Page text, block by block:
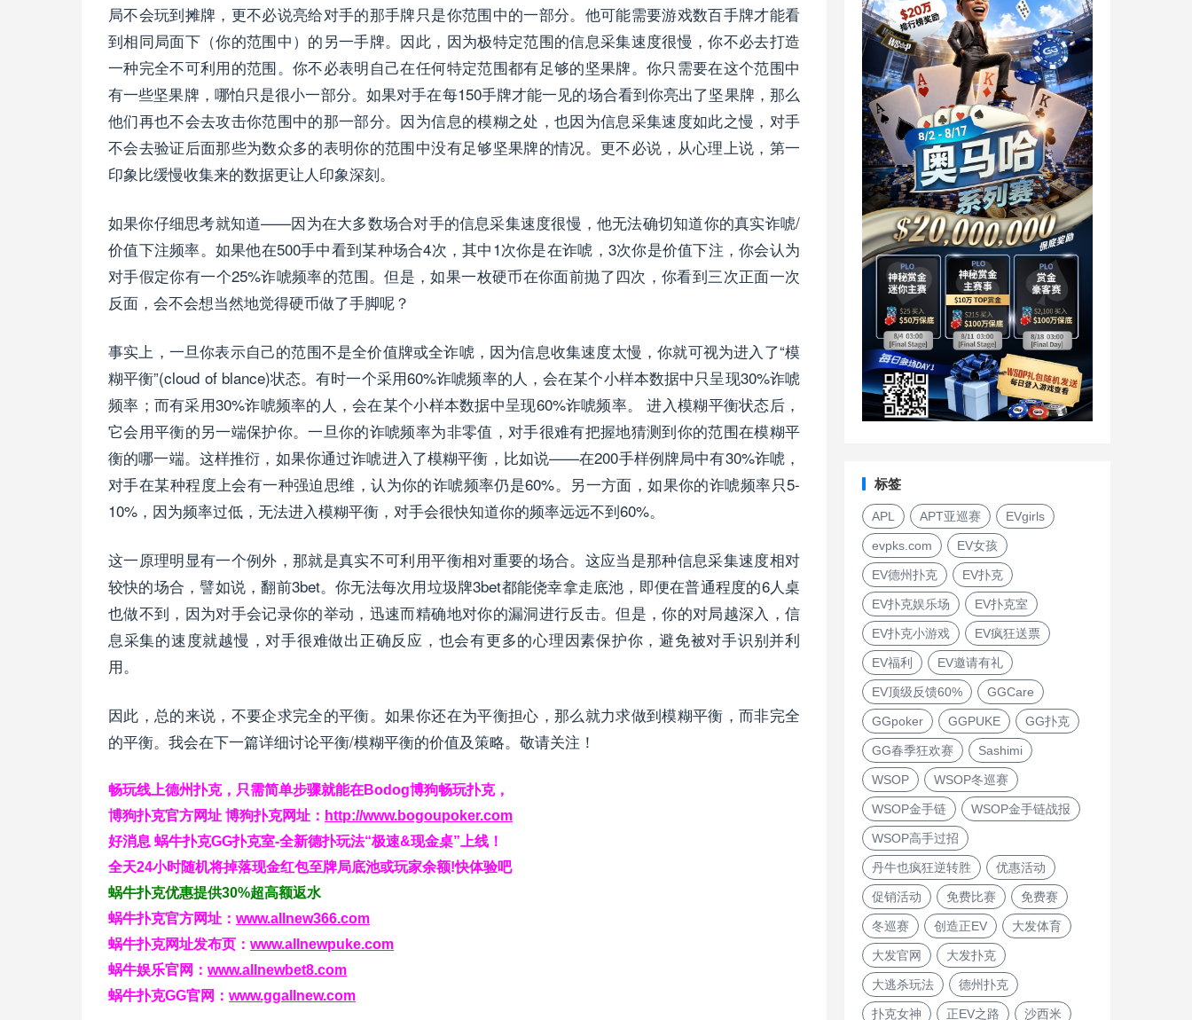
局不会玩到摊牌，更不必说亮给对手的那手牌只是你范围中的一部分。他可能需要游戏数百手牌才能看
到相同局面下（你的范围中）的另一手牌。因此，因为极特定范围的信息采集速度很慢，你不必去打造
一种完全不可利用的范围。你不必表明自己在任何特定范围都有足够的坚果牌。你只需要在这个范围中
有一些坚果牌，哪怕只是很小一部分。如果对手在每150手牌才能一见的场合看到你亮出了坚果牌，那么
他们再也不会去攻击你范围中的那一部分。因为信息的模糊之处，也因为信息采集速度如此之慢，对手
不会去验证后面那些为数众多的表明你的范围中没有足够坚果牌的情况。更不必说，从心理上说，第一
印象比缓慢收集来的数据更让人印象深刻。
如果你仔细思考就知道——因为在大多数场合对手的信息采集速度很慢，他无法确切知道你的真实诈唬/
价值下注频率。如果他在500手中看到某种场合4次，其中1次你是在诈唬，3次你是价值下注，你会认为
对手假定你有一个25%诈唬频率的范围。但是，如果一枚硬币在你面前抛了四次，你看到三次正面一次
反面，会不会想当然地觉得硬币做了手脚呢？
事实上，一旦你表示自己的范围不是全价值牌或全诈唬，因为信息收集速度太慢，你就可视为进入了“模
糊平衡”(cloud of blance)状态。有时一个采用60%诈唬频率的人，会在某个小样本数据中只呈现30%诈唬
频率；而有采用30%诈唬频率的人，会在某个小样本数据中呈现60%诈唬频率。 进入模糊平衡状态后，
它会用平衡的另一端保护你。一旦你的诈唬频率为非零值，对手很难有把握地猜测到你的范围在模糊平
衡的哪一端。这样推衍，如果你通过诈唬进入了模糊平衡，比如说——在200手样例牌局中有30%诈唬，
对手在某种程度上会有一种强迫思维，认为你的诈唬频率仍是60%。另一方面，如果你的诈唬频率只5-
10%，因为频率过低，无法进入模糊平衡，对手会很快知道你的频率远远不到60%。
这一原理明显有一个例外，那就是真实不可利用平衡相对重要的场合。这应当是那种信息采集速度相对
较快的场合，譬如说，翻前3bet。你无法每次用垃圾牌3bet都能侥幸拿走底池，即便在普通程度的6人桌
也做不到，因为对手会记录你的举动，迅速而精确地对你的漏洞进行反击。但是，你的对局越深入，信
息采集的速度就越慢，对手很难做出正确反应，也会有更多的心理因素保护你，避免被对手识别并利
用。
因此，总的来说，不要企求完全的平衡。如果你还在为平衡担心，那么就力求做到模糊平衡，而非完全
的平衡。我会在下一篇详细讨论平衡/模糊平衡的价值及策略。敬请关注！
畅玩线上德州扑克，只需简单步骤就能在Bodog博狗畅玩扑克，
博狗扑克官方网址 博狗扑克网址： http://www.bogoupoker.com
好消息 蜗牛扑克GG扑克室-全新德扑玩法“极速&现金桌”上线！
全天24小时随机将掉落现金红包至牌局底池或玩家余额!快体验吧
蜗牛扑克优惠提供30%超高额返水
蜗牛扑克官方网址： www.allnew366.com
蜗牛扑克网址发布页： www.allnewpuke.com
蜗牛娱乐官网： www.allnewbet8.com
蜗牛扑克GG官网： www.ggallnew.com
标签
APL APT亚巡赛 EVgirls
evpks.com EV女孩
EV德州扑克 EV扑克
EV扑克娱乐场 EV扑克室
EV扑克小游戏 EV疯狂送票
EV福利 EV邀请有礼
EV顶级反馈60% GGCare
GGpoker GGPUKE GG扑克
GG春季狂欢赛 Sashimi
WSOP WSOP冬巡赛
WSOP金手链 WSOP金手链战报
WSOP高手过招
丹牛也疯狂逆转胜 优惠活动
促销活动 免费比赛 免费赛
冬巡赛 创造正EV 大发体育
大发官网 大发扑克
大逃杀玩法 德州扑克
扑克女神 正EV之路 沙西米